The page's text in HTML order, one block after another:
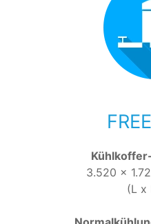
3.520 x
(L x